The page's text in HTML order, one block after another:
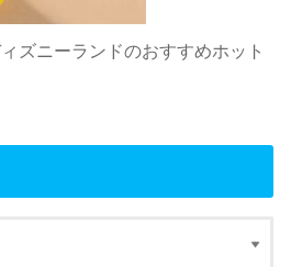
ズニーランドのおすすめホット